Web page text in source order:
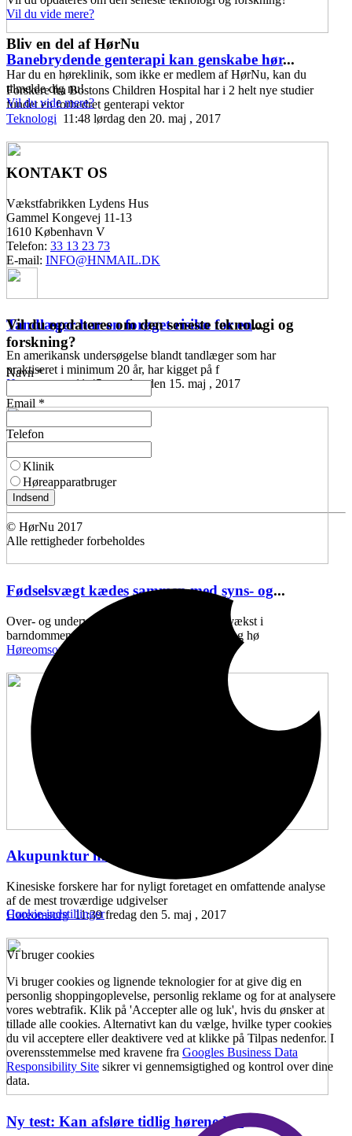
Banebrydende genterapi kan genskabe hør...
Forskere fra Bostons Children Hospital har i 2 helt nye studier
fundet en forbedret genterapi vektor
Teknologi 11:48 lørdag den 20. maj , 2017
Tandlæger har en forøget risiko for en...
En amerikansk undersøgelse blandt tandlæger som har
praktiseret i minimum 20 år, har kigget på f
Høreomsorg 11:45 mandag den 15. maj , 2017
Fødselsvægt kædes sammen med syns- og...
Over- og undervægt ved fødslen, samt ringe vækst i
barndommen, kan kædes sammen med syns- og hø
Høreomsorg
11:43 onsdag den 10. maj , 2017
Akupunktur mod hørenedsættelse
Kinesiske forskere har for nyligt foretaget en omfattende analyse
af de mest troværdige udgivelser
Høreomsorg 11:39 fredag den 5. maj , 2017
Ny test: Kan afsløre tidlig hørenedsæ
Vil du vide mere?
Bliv en del af HørNu
Har du en høreklinik, som ikke er medlem af HørNu, kan du
tilmelde dig nu!
Vil du vide mere?
KONTAKT OS
Vækstfabrikken Lydens Hus
Gammel Kongevej 11-13
1610 København V
Telefon: 33 13 23 73
E-mail: INFO@HNMAIL.DK
Vil du opdateres om den seneste teknologi og
forskning?
Navn *
Email *
Telefon
Klinik
Høreapparatbruger
Indsend
© HørNu 2017
Alle rettigheder forbeholdes
Cookie-indstillinger
Vi bruger cookies
Vi bruger cookies og lignende teknologier for at give dig en
personlig shoppingoplevelse, personlig reklame og for at analysere
vores webtrafik. Klik på 'Accepter alle og luk', hvis du ønsker at
tillade alle cookies. Alternativt kan du vælge, hvilke typer cookies
du vil acceptere eller deaktivere ved at klikke på Tilpas nedenfor. I
overensstemmelse med kravene fra Googles Business Data
Responsibility Site sikrer vi gennemsigtighed og kontrol over dine
data.